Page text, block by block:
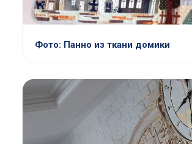
Фото: Панно из ткани домики